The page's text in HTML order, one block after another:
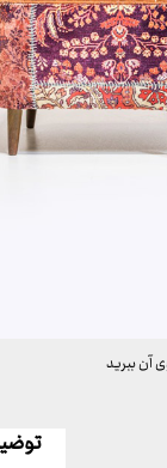
آن ببرید